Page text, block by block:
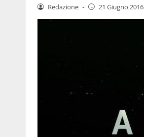
Redazione - 21 Giugno 2016